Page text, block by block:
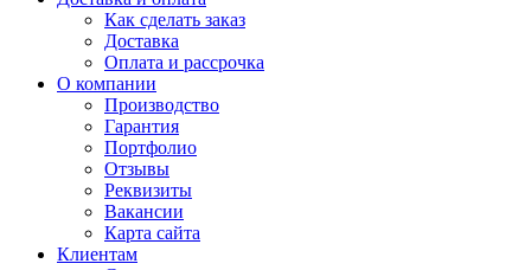
Как сделать заказ
Доставка
Оплата и рассрочка
О компании
Производство
Гарантия
Портфолио
Отзывы
Реквизиты
Вакансии
Карта сайта
Клиентам